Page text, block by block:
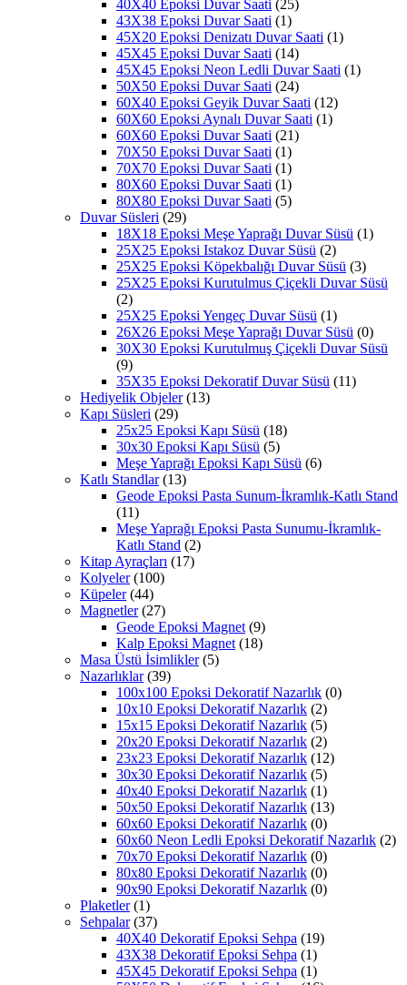
40X40 Epoksi Duvar Saati (25)
43X38 Epoksi Duvar Saati (1)
45X20 Epoksi Denizatı Duvar Saati (1)
45X45 Epoksi Duvar Saati (14)
45X45 Epoksi Neon Ledli Duvar Saati (1)
50X50 Epoksi Duvar Saati (24)
60X40 Epoksi Geyik Duvar Saati (12)
60X60 Epoksi Aynalı Duvar Saati (1)
60X60 Epoksi Duvar Saati (21)
70X50 Epoksi Duvar Saati (1)
70X70 Epoksi Duvar Saati (1)
80X60 Epoksi Duvar Saati (1)
80X80 Epoksi Duvar Saati (5)
Duvar Süsleri (29)
18X18 Epoksi Meşe Yaprağı Duvar Süsü (1)
25X25 Epoksi Istakoz Duvar Süsü (2)
25X25 Epoksi Köpekbalığı Duvar Süsü (3)
25X25 Epoksi Kurutulmus Çiçekli Duvar Süsü
(2)
25X25 Epoksi Yengeç Duvar Süsü (1)
26X26 Epoksi Meşe Yaprağı Duvar Süsü (0)
30X30 Epoksi Kurutulmuş Çiçekli Duvar Süsü
(9)
35X35 Epoksi Dekoratif Duvar Süsü (11)
Hediyelik Objeler (13)
Kapı Süsleri (29)
25x25 Epoksi Kapı Süsü (18)
30x30 Epoksi Kapı Süsü (5)
Meşe Yaprağı Epoksi Kapı Süsü (6)
Katlı Standlar (13)
Geode Epoksi Pasta Sunum-İkramlık-Katlı Stand
(11)
Meşe Yaprağı Epoksi Pasta Sunumu-İkramlık-
Katlı Stand (2)
Kitap Ayraçları (17)
Kolyeler (100)
Küpeler (44)
Magnetler (27)
Geode Epoksi Magnet (9)
Kalp Epoksi Magnet (18)
Masa Üstü İsimlikler (5)
Nazarlıklar (39)
100x100 Epoksi Dekoratif Nazarlık (0)
10x10 Epoksi Dekoratif Nazarlık (2)
15x15 Epoksi Dekoratif Nazarlık (5)
20x20 Epoksi Dekoratif Nazarlık (2)
23x23 Epoksi Dekoratif Nazarlık (12)
30x30 Epoksi Dekoratif Nazarlık (5)
40x40 Epoksi Dekoratif Nazarlık (1)
50x50 Epoksi Dekoratif Nazarlık (13)
60x60 Epoksi Dekoratif Nazarlık (0)
60x60 Neon Ledli Epoksi Dekoratif Nazarlık (2)
70x70 Epoksi Dekoratif Nazarlık (0)
80x80 Epoksi Dekoratif Nazarlık (0)
90x90 Epoksi Dekoratif Nazarlık (0)
Plaketler (1)
Sehpalar (37)
40X40 Dekoratif Epoksi Sehpa (19)
43X38 Dekoratif Epoksi Sehpa (1)
45X45 Dekoratif Epoksi Sehpa (1)